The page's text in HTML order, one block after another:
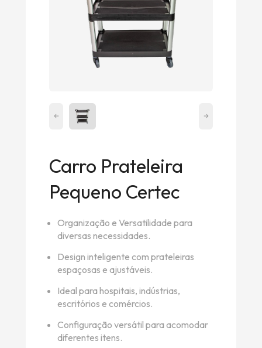
Carro Prateleira
Pequeno Certec
Organização e Versatilidade para
diversas necessidades.
Design inteligente com prateleiras
espaçosas e ajustáveis.
Ideal para hospitais, indústrias,
escritórios e comércios.
Configuração versátil para acomodar
diferentes itens.